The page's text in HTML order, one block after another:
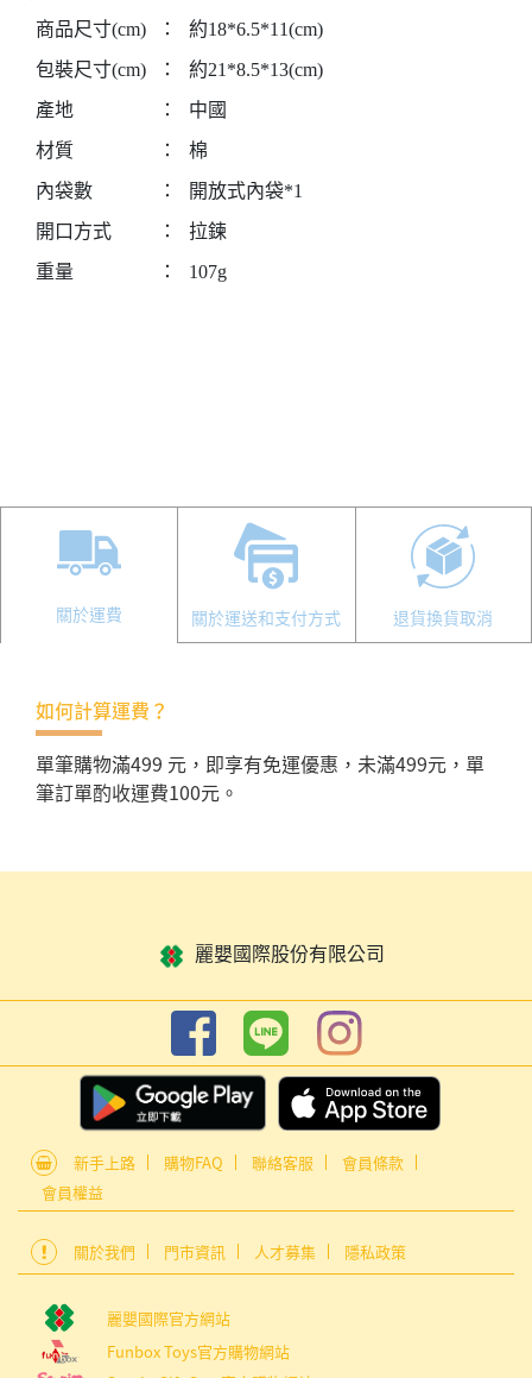
商品尺寸(cm) ：
約18*6.5*11(cm)
包裝尺寸(cm)
：
約21*8.5*13(cm)
產地
：
中國
材質
：
棉
內袋數
：
開放式內袋*1
開口方式
：
拉鍊
重量
： 107g
關於運費 關於運送和支付方式 退貨換貨取消
如何計算運費？
單筆購物滿499 元，即享有免運優惠，未滿499元，單
筆訂單酌收運費100元。
麗嬰國際股份有限公司
新手上路 購物FAQ 聯絡客服
會員條款
會員權益
關於我們 門市資訊 人才募集 隱私政策
麗嬰國際官方網站
Funbox Toys官方購物網站